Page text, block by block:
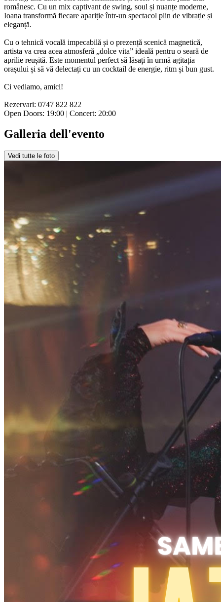
românesc. Cu un mix captivant de swing, soul și nuanțe moderne,
Ioana transformă fiecare apariție într-un spectacol plin de vibrație și
eleganță.
Cu o tehnică vocală impecabilă și o prezență scenică magnetică,
artista va crea acea atmosferă „dolce vita” ideală pentru o seară de
aprilie reușită. Este momentul perfect să lăsați în urmă agitația
orașului și să vă delectați cu un cocktail de energie, ritm și bun gust.
Ci vediamo, amici!
Rezervari: 0747 822 822
Open Doors: 19:00 | Concert: 20:00
Galleria dell'evento
Vedi tutte le foto